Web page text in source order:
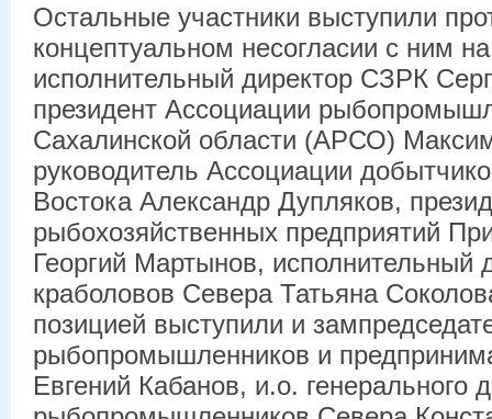
Остальные участники выступили
концептуальном несогласии с ним
исполнительный директор СЗРК
президент Ассоциации
Сахалинской области (АРСО)
руководитель Ассоциации
Востока Александр Дупляков,
рыбохозяйственных предприятий
Георгий Мартынов, исполнительный
краболовов Севера Татьяна
позицией выступили и
рыбопромышленников и
Евгений Кабанов, и.о. генерального